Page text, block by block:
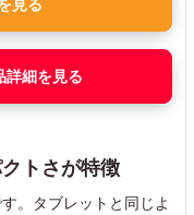
見る
細を見る
トさが特徴
。タブレットと同じよ